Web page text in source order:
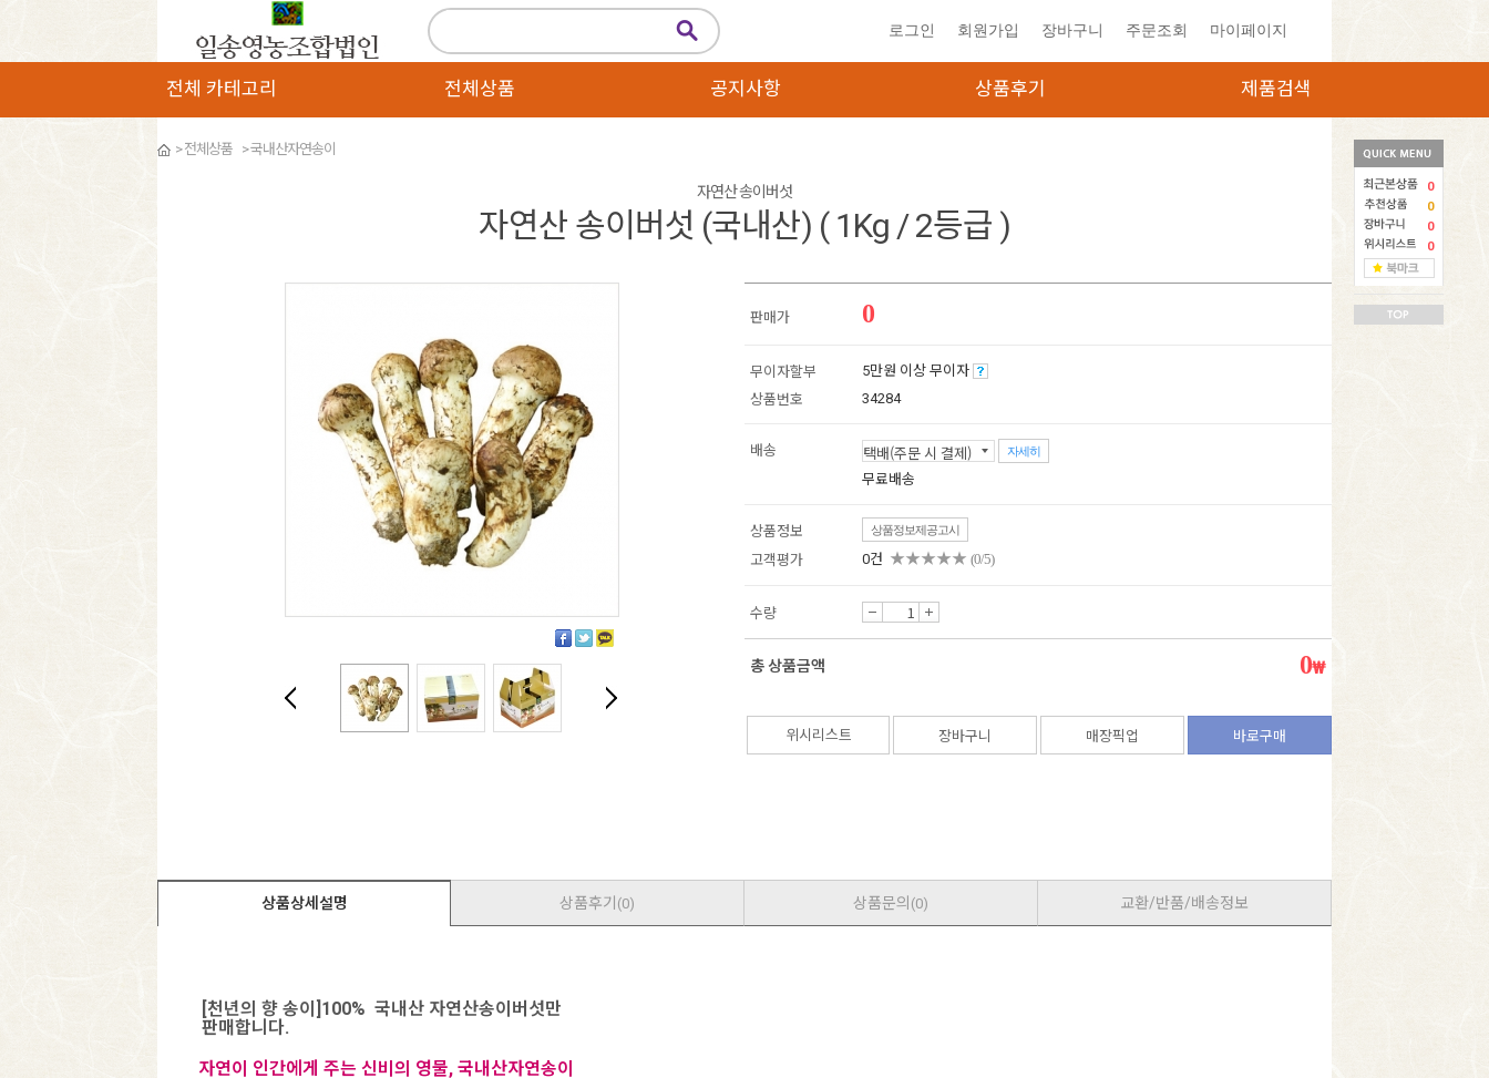
로그인 회원가입 장바구니 주문조회 마이페이지
전체 카테고리 전체상품 공지사항 상품후기 제품검색
0
0
0
0
>전체상품 >국내산자연송이
자연산 송이버섯
자연산 송이버섯 (국내산) ( 1Kg / 2등급 )
판매가 0
무이자할부
5만원 이상 무이자
상품번호
34284
배송 자세히
무료배송
상품정보 상품정보제공고시
고객평가 0건 ★★★★★ (0/5)
수량
총 상품금액 0₩
위시리스트 장바구니 매장픽업 바로구매
상품상세설명 상품후기 (0) 상품문의 (0) 교환/반품/배송정보
[천년의 향 송이]100% 국내산 자연산송이버섯만
판매합니다.
자연이 인간에게 주는 신비의 영물, 국내산자연송이